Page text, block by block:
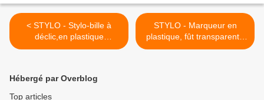
< STYLO - Stylo-bille à
déclic,en plastique
transparent, poignée en
STYLO - Marqueur en
plastique, fût transparent -
Ref : 03061 >
Hébergé par Overblog
Top articles